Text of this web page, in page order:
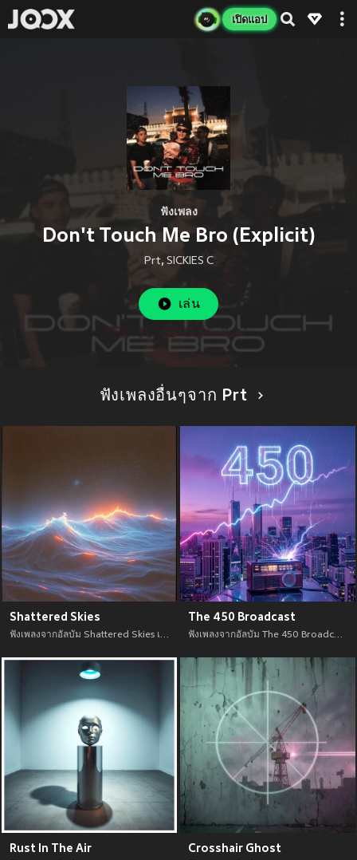
เปิดแอป
ฟังเพลง
Don't Touch Me Bro (Explicit)
Prt, SICKIES C
เล่น
ฟังเพลงอื่นๆจาก Prt
Shattered Skies
ฟังเพลงจากอัลบัม Shattered Skies เพลงใหม่จาก อัพเดทเพลงใหม่ล่าสุดก่อนใคร ตลอดปี 2021
The 450 Broadcast
ฟังเพลงจากอัลบัม The 450 Broadcast เพลงใหม่จาก อัพเดทเพลงใหม่ล่าสุดก่อนใคร ตลอดปี 2021
Rust In The Air Crosshair Ghost